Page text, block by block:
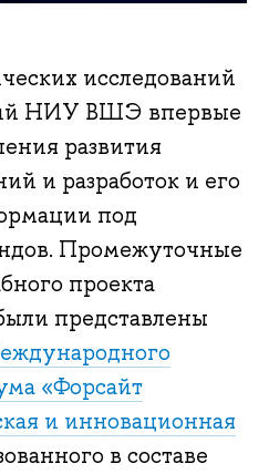
исследований
НИУ ВШЭ впервые
развития
и разработок и его
под
Промежуточные
проекта
представлены
«Форсайт
и инновационная
в составе